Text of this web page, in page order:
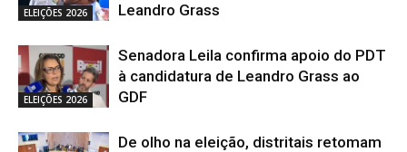
ELEIÇÕES 2026
Leandro Grass
ELEIÇÕES 2026
Senadora Leila confirma apoio do PDT
à candidatura de Leandro Grass ao
GDF
De olho na eleição, distritais retomam